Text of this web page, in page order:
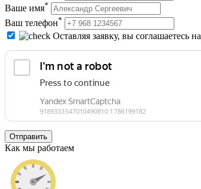
Ваше имя*
Ваш телефон*
Оставляя заявку, вы соглашаетесь на
Отправить
Как мы работаем